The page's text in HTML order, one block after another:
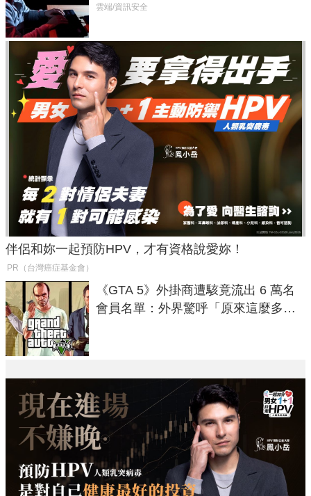
癱瘓全球！
雲端/資訊安全
伴侶和妳一起預防HPV，才有資格說愛妳！
PR（台灣癌症基金會）
《GTA 5》外掛商遭駭竟流出 6 萬名
會員名單：外界驚呼「原來這麼多人